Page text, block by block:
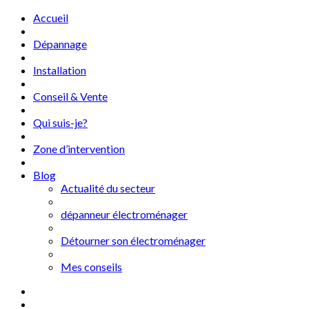
Accueil
Dépannage
Installation
Conseil & Vente
Qui suis-je?
Zone d’intervention
Blog
Actualité du secteur
dépanneur électroménager
Détourner son électroménager
Mes conseils